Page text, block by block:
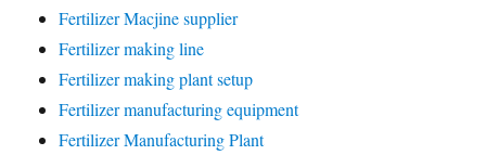
Fertilizer Macjine supplier
Fertilizer making line
Fertilizer making plant setup
Fertilizer manufacturing equipment
Fertilizer Manufacturing Plant